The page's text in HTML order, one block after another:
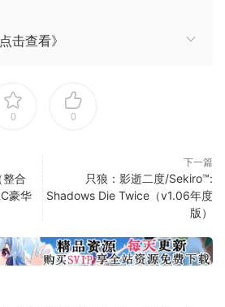
GeForce GTX 770 VRAM 2GB or
网连接
50 GB 可用空间
keyboard and game pad
Screen resolution: 1280×720.
only supports MS-IME keyboard
击查看》
0 0
合
豪华
下一篇
只狼：影逝二度/Sekiro™:
Shadows Die Twice（v1.06年度
版）